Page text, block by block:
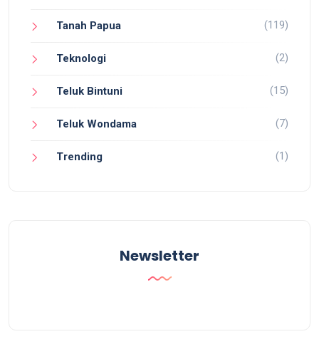
Tanah Papua (119)
Teknologi (2)
Teluk Bintuni (15)
Teluk Wondama (7)
Trending (1)
Newsletter